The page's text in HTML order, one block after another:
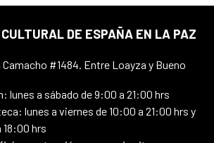
CULTURAL DE ESPAÑA EN LA PAZ
#1484. Entre Loayza y Bueno
lunes a sábado de 9:00 a 21:00 hrs
lunes a viernes de 10:00 a 21:00 hrs y
18:00 hrs